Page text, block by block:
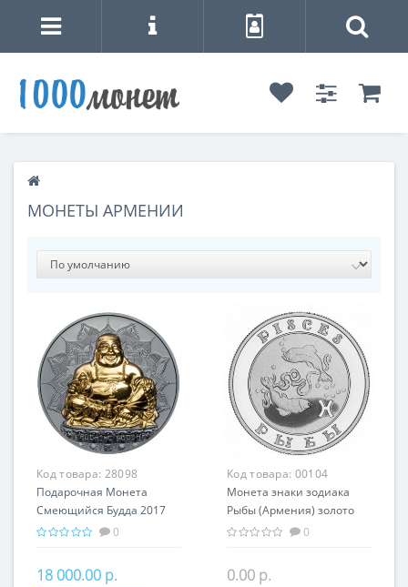
МОНЕТЫ АРМЕНИИ
Код товара: 28098
Подарочная Монета
Смеющийся Будда 2017
серебро 62.20 гр Китай
0
18 000.00 р.
Код товара: 00104
Монета знаки зодиака
Рыбы (Армения) золото
7.74 гр - оригинальный
рождения
0
0.00 р.